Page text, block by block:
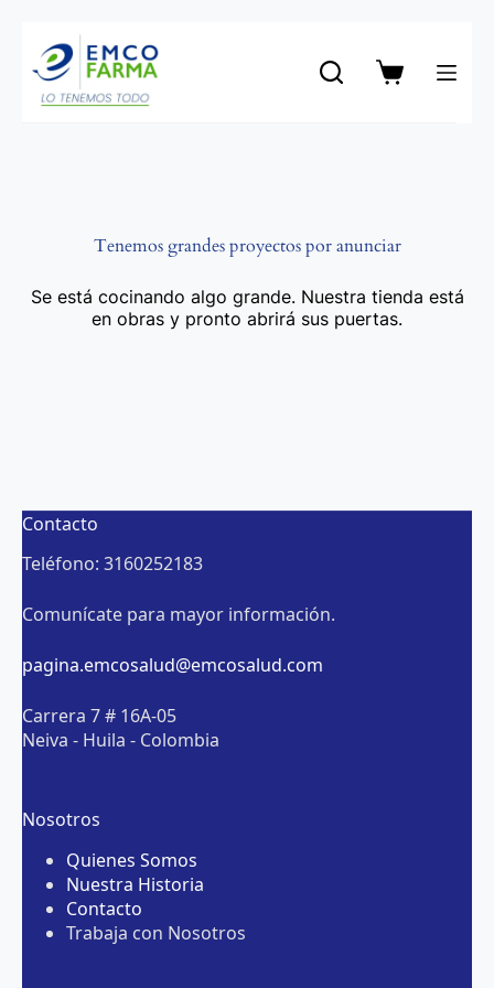
contenido
Carro
Tenemos grandes proyectos por anunciar
Se está cocinando algo grande. Nuestra tienda está
en obras y pronto abrirá sus puertas.
Contacto
Teléfono: 3160252183
Comunícate para mayor información.
pagina.emcosalud@emcosalud.com
Carrera 7 # 16A-05
Neiva - Huila - Colombia
Nosotros
Quienes Somos
Nuestra Historia
Contacto
Trabaja con Nosotros